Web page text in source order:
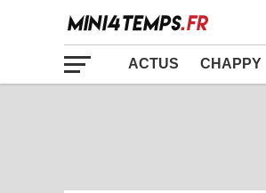
ACTUS CHAPPY